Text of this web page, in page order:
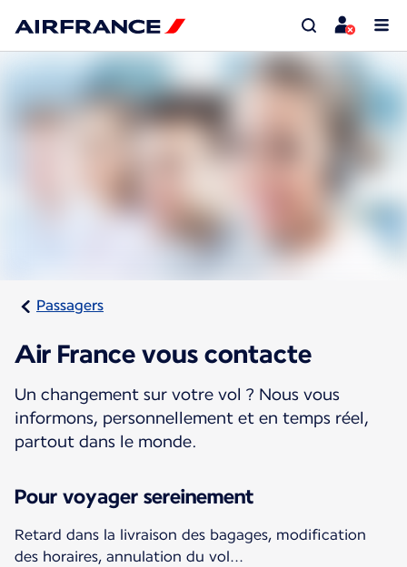
Passagers
Air France vous contacte
Un changement sur votre vol ? Nous vous
informons, personnellement et en temps réel,
partout dans le monde.
Pour voyager sereinement
Retard dans la livraison des bagages, modification
des horaires, annulation du vol...